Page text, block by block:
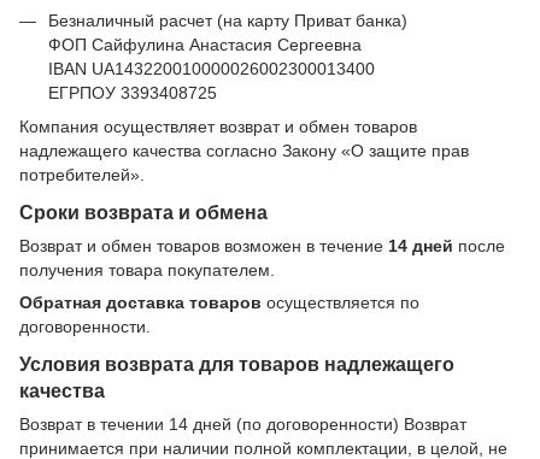
Безналичный расчет (на карту Приват банка)
ФОП Сайфулина Анастасия Сергеевна
IBAN UA143220010000026002300013400
ЕГРПОУ 3393408725
Компания осуществляет возврат и обмен товаров
надлежащего качества согласно Закону «О защите прав
потребителей»
Сроки возврата и обмена
Возврат и обмен товаров возможен в течение 14 дней после
получения товара покупателем.
Обратная доставка товаров осуществляется по
договоренности.
Условия возврата для товаров надлежащего
качества
Возврат в течении 14 дней (по договоренности) Возврат
принимается при наличии полной комплектации, в целой, не